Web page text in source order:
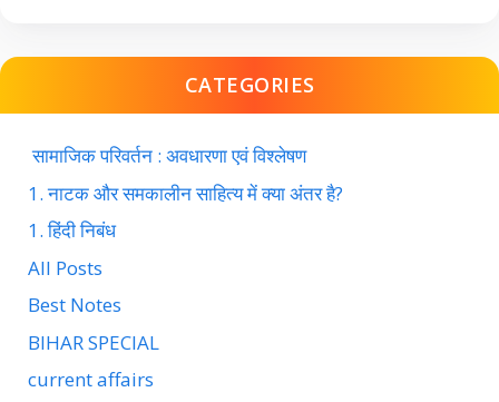
CATEGORIES
सामाजिक परिवर्तन : अवधारणा एवं विश्लेषण
1. नाटक और समकालीन साहित्य में क्या अंतर है?
1. हिंदी निबंध
All Posts
Best Notes
BIHAR SPECIAL
current affairs